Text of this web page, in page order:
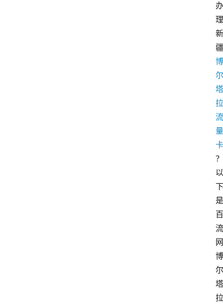
办
理
新
疆
博
尔
塔
拉
流
量
卡
？
以
下
是
百
流
网
博
尔
塔
拉